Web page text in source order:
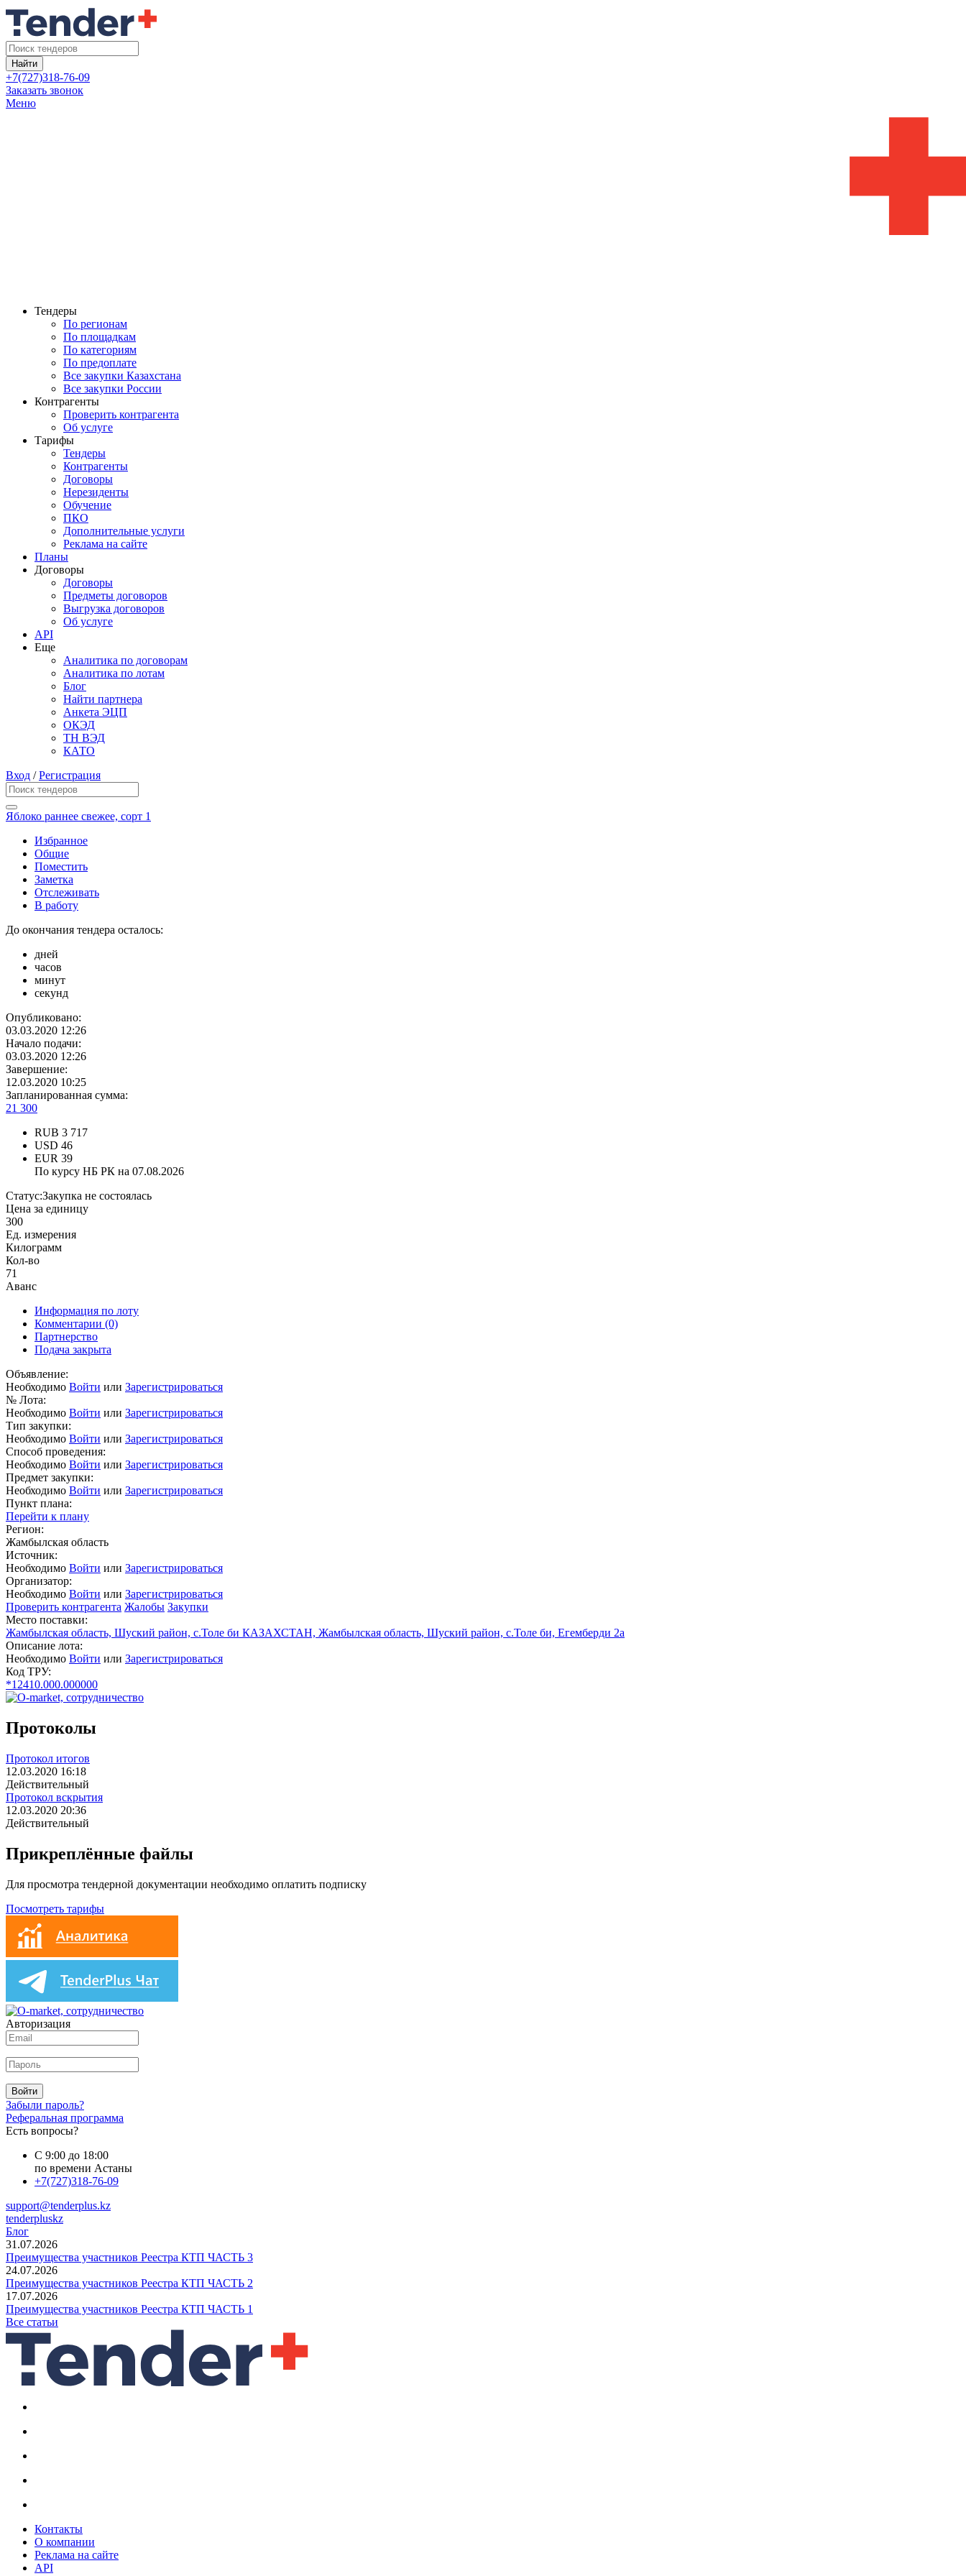
Найти
+7(727)318-76-09
Заказать звонок
Меню
Тендеры
По регионам
По площадкам
По категориям
По предоплате
Все закупки Казахстана
Все закупки России
Контрагенты
Проверить контрагента
Об услуге
Тарифы
Тендеры
Контрагенты
Договоры
Нерезиденты
Обучение
ПКО
Дополнительные услуги
Реклама на сайте
Планы
Договоры
Договоры
Предметы договоров
Выгрузка договоров
Об услуге
API
Еще
Аналитика по договорам
Аналитика по лотам
Блог
Найти партнера
Анкета ЭЦП
ОКЭД
ТН ВЭД
КАТО
Вход /Регистрация
Яблоко раннее свежее, сорт 1
Избранное
Общие
Поместить
Заметка
Отслеживать
В работу
До окончания тендера осталось:
дней
часов
минут
секунд
Опубликовано:
03.03.2020 12:26
Начало подачи:
03.03.2020 12:26
Завершение:
12.03.2020 10:25
Запланированная сумма:
21 300
RUB 3 717
USD 46
EUR 39
По курсу НБ РК на 07.08.2026
Статус:Закупка не состоялась
Цена за единицу
300
Ед. измерения
Килограмм
Кол-во
71
Аванс
Информация по лоту
Комментарии (0)
Партнерство
Подача закрыта
Объявление:
Необходимо Войти или Зарегистрироваться
№ Лота:
Необходимо Войти или Зарегистрироваться
Тип закупки:
Необходимо Войти или Зарегистрироваться
Способ проведения:
Необходимо Войти или Зарегистрироваться
Предмет закупки:
Необходимо Войти или Зарегистрироваться
Пункт плана:
Перейти к плану
Регион:
Жамбылская область
Источник:
Необходимо Войти или Зарегистрироваться
Организатор:
Необходимо Войти или Зарегистрироваться
Проверить контрагента Жалобы Закупки
Место поставки:
Жамбылская область, Шуский район, с.Толе би КАЗАХСТАН, Жамбылская область, Шуский район, с.Толе би, Егемберди 2а
Описание лота:
Необходимо Войти или Зарегистрироваться
Код ТРУ:
*12410.000.000000
Протоколы
Протокол итогов
12.03.2020 16:18
Действительный
Протокол вскрытия
12.03.2020 20:36
Действительный
Прикреплённые файлы
Для просмотра тендерной документации необходимо оплатить подписку
Посмотреть тарифы
Авторизация
Войти
Забыли пароль?
Реферальная программа
Есть вопросы?
С 9:00 до 18:00
по времени Астаны
+7(727)318-76-09
support@tenderplus.kz
tenderpluskz
Блог
31.07.2026
Преимущества участников Реестра КТП ЧАСТЬ 3
24.07.2026
Преимущества участников Реестра КТП ЧАСТЬ 2
17.07.2026
Преимущества участников Реестра КТП ЧАСТЬ 1
Все статьи
Контакты
О компании
Реклама на сайте
API